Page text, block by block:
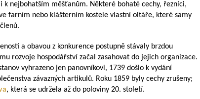
nejbohatším měšťanům. Některé bohaté cechy, řezníci,
farním nebo klášterním kostele vlastní oltáře, které samy
a obavou z konkurence postupně stávaly brzdou
rozvoje hospodářství začal zasahovat do jejich organizace.
vyhrazeno jen panovníkovi, 1739 došlo k vydání
závazných artikulů. Roku 1859 byly cechy zrušeny;
, která se udržela až do poloviny 20. století.